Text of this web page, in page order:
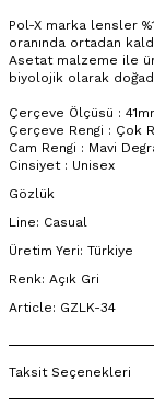
Pol-X marka lensler
oranında ortadan
Asetat malzeme ile
biyolojik olarak
Çerçeve Ölçüsü :
Çerçeve Rengi : Çok
Cam Rengi : Mavi
Cinsiyet : Unisex
Gözlük
Line: Casual
Üretim Yeri: Türkiye
Renk: Açık Gri
Article: GZLK-34
Taksit Seçenekleri